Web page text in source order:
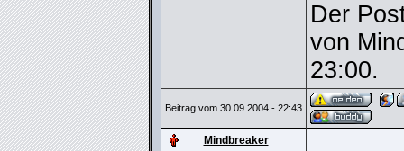
Der
von
23:00.
Beitrag vom 30.09.2004 - 22:43
Mindbreaker